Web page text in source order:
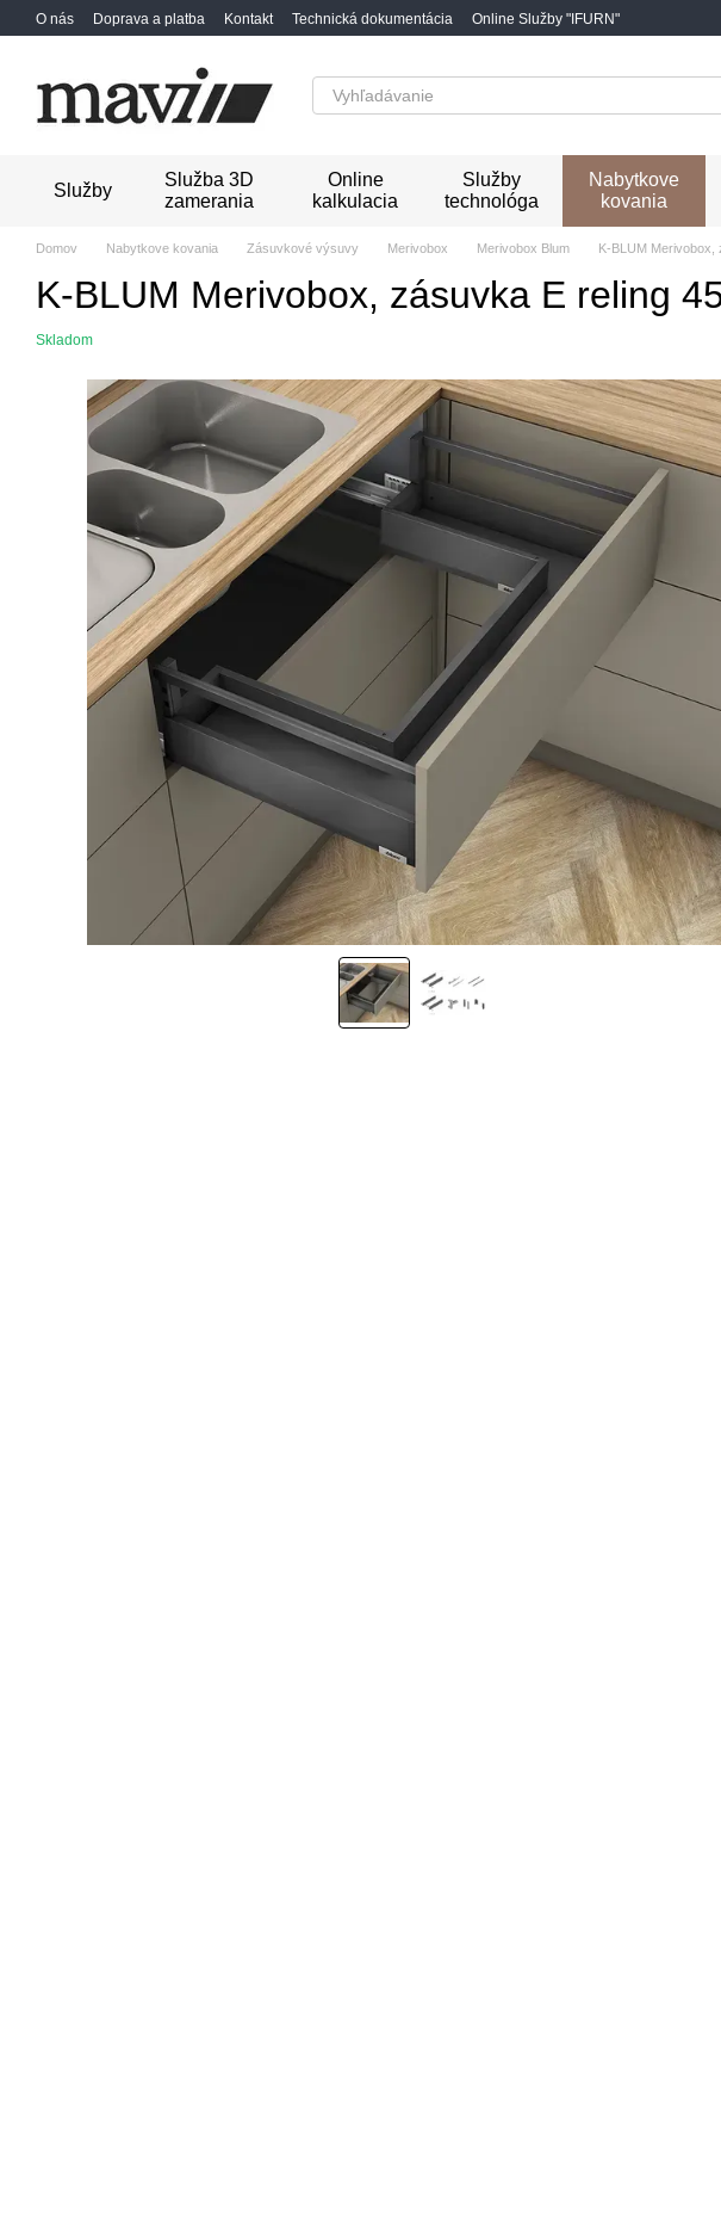
Перейти к основному контенту
O nás Doprava a platba Kontakt Technická dokumentácia Online Služby "IFURN"
Služby
Služba 3D
zamerania
Online
kalkulacia
Služby
technológa
Nabytkove
kovania
Domov Nabytkove kovania Zásuvkové výsuvy Merivobox Merivobox Blum K-BLUM Merivobox,
K-BLUM Merivobox, zásuvka E reling
Skladom